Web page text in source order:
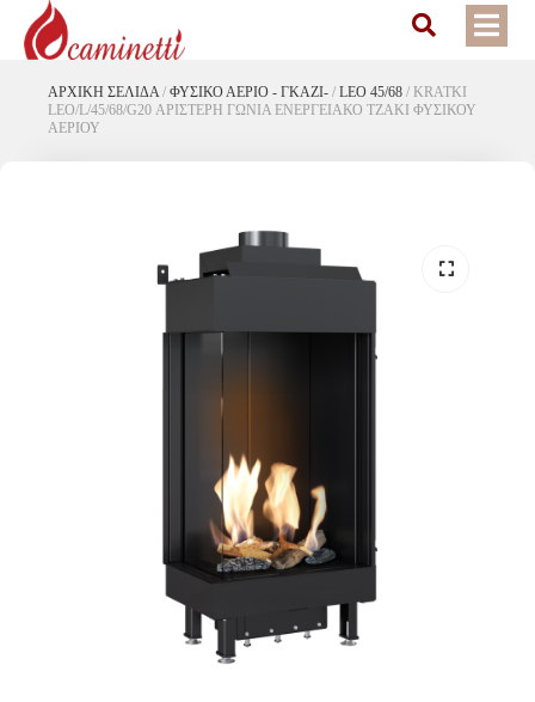
ΑΡΧΙΚΉ ΣΕΛΊΔΑ / ΦΥΣΙΚΟ ΑΕΡΙΟ - ΓΚΑΖΙ- / LEO 45/68 / KRATKI
LEO/L/45/68/G20 ΑΡΙΣΤΕΡΗ ΓΩΝΙΑ ΕΝΕΡΓΕΙΑΚΟ ΤΖΑΚΙ ΦΥΣΙΚΟΥ
ΑΕΡΙΟΥ